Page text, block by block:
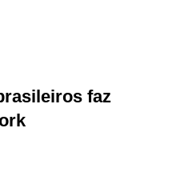
faz